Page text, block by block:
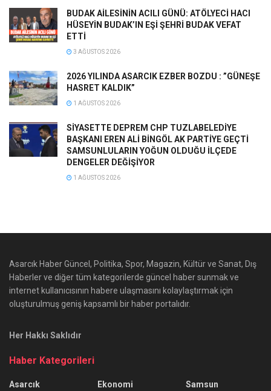
BUDAK AİLESİNİN ACILI GÜNÜ: ATÖLYECİ HACI
HÜSEYİN BUDAK’IN EŞİ ŞEHRİ BUDAK VEFAT
ETTİ
3 AĞUSTOS 2026
2026 YILINDA ASARCIK EZBER BOZDU : ”GÜNEŞE
HASRET KALDIK”
1 AĞUSTOS 2026
SİYASETTE DEPREM CHP TUZLABELEDİYE
BAŞKANI EREN ALİ BİNGÖL AK PARTİYE GEÇTİ
SAMSUNLULARIN YOĞUN OLDUĞU İLÇEDE
DENGELER DEĞİŞİYOR
1 AĞUSTOS 2026
Asarcık Haber Güncel, Politika, Spor, Magazin, Kültür ve Sanat, Dış
Haberler ve diğer tüm kategorilerde güncel haber sunmak ve
internet kullanıcısının habere ulaşmasını kolaylaştırmak için
oluşturulmuş geniş kapsamlı bir haber portalıdır.
Her Hakkı Saklıdır
Haber Kategorileri
Asarcık Ekonomi Samsun